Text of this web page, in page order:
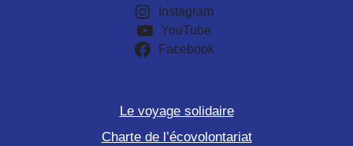
Instagram
YouTube
Facebook
Le voyage solidaire
Charte de l’écovolontariat